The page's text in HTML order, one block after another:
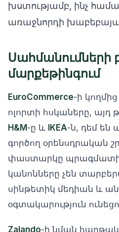
խստությամբ, ինչ
առաջնորդի
Սահմանումների
մարքեթինգում
EuroCommerce-ի
ոլորտի հսկաները, այդ
H&M -ը և IKEA-ն, դեմ են
գործող օրենսդրական
փաստարկը
կանոնները չեն
սինթետիկ մեդիան և
օգտակարություն
Zalando-ի նման